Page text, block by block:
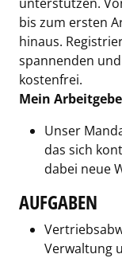
bis zum ersten
hinaus.
spannenden
kostenfrei.
Mein
Unser
das sich
dabei neue
AUFGABEN
Verwaltung